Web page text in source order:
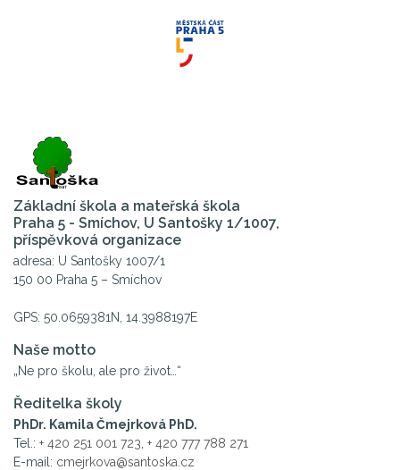
Základní škola a mateřská škola
Praha 5 - Smíchov, U Santošky 1/1007,
příspěvková organizace
adresa: U Santošky 1007/1
150 00 Praha 5 – Smíchov
GPS: 50.0659381N, 14.3988197E
Naše motto
„Ne pro školu, ale pro život…“
Ředitelka školy
PhDr. Kamila Čmejrková PhD.
Tel.: + 420 251 001 723 + 420 777 788 271
E-mail: cmejrkova@santoska.cz